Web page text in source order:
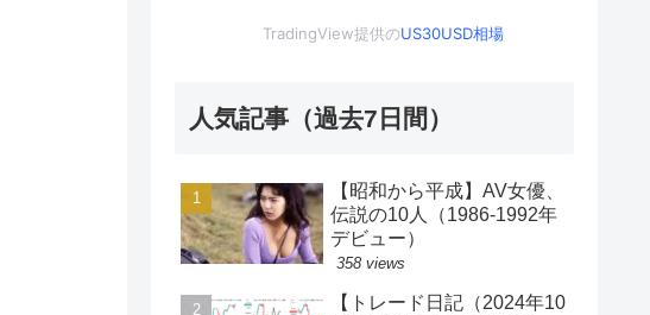
TradingView提供のUS30USD相場
人気記事（過去7日間）
【昭和から平成】AV女優、
伝説の10人（1986-1992年
デビュー）
358 views
【トレード日記（2024年10